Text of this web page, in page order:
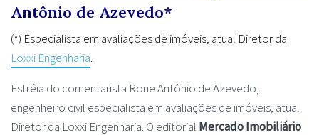
Antônio de Azevedo*
(*) Especialista em avaliações de imóveis, atual Diretor da
Loxxi Engenharia.
Estréia do comentarista Rone Antônio de Azevedo,
engenheiro civil especialista em avaliações de imóveis, atual
Diretor da Loxxi Engenharia. O editorial Mercado Imobiliário